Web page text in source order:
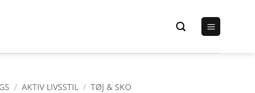
/ AKTIV LIVSSTIL / TØJ & SKO